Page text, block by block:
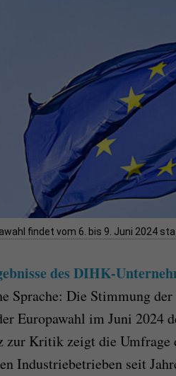
findet vom 6. bis 9. Juni 2024
des DIHK-
Sprache: Die Stimmung
Europawahl im Juni 2024
zur Kritik zeigt die Umfrage
Industriebetrieben seit